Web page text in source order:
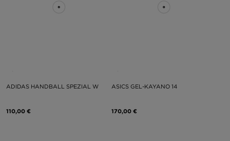
ADIDAS HANDBALL SPEZIAL W
110,00 €
ASICS GEL-KAYANO 14
170,00 €